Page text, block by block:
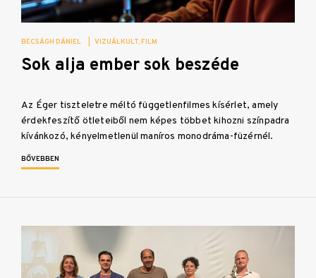
BECSÁGH DÁNIEL VIZUÁLKULT FILM
Sok alja ember sok beszéde
Az Éger tiszteletre méltó függetlenfilmes kísérlet, amely
érdekfeszítő ötleteiből nem képes többet kihozni színpadra
kívánkozó, kényelmetlenül maníros monodráma-füzérnél.
BŐVEBBEN